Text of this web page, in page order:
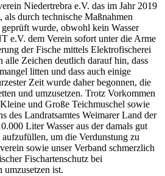
Niedertrebra e.V. das im Jahr 2019
als durch technische Maßnahmen
wurde, obwohl kein Wasser
e.V. dem Verein sofort unter die Arme
der Fische mittels Elektrofischerei
alle Zeichen deutlich darauf hin, dass
litten und dass auch einige
Zeit wurde daher begonnen, die
und umzusetzen. Trotz Vorkommen
und Große Teichmuschel sowie
des Landratsamtes Weimarer Land der
Liter Wasser aus der damals gut
um die Verdunstung zu
sowie unser Verband schmerzlich
Fischartenschutz bei
umzusetzen ist.